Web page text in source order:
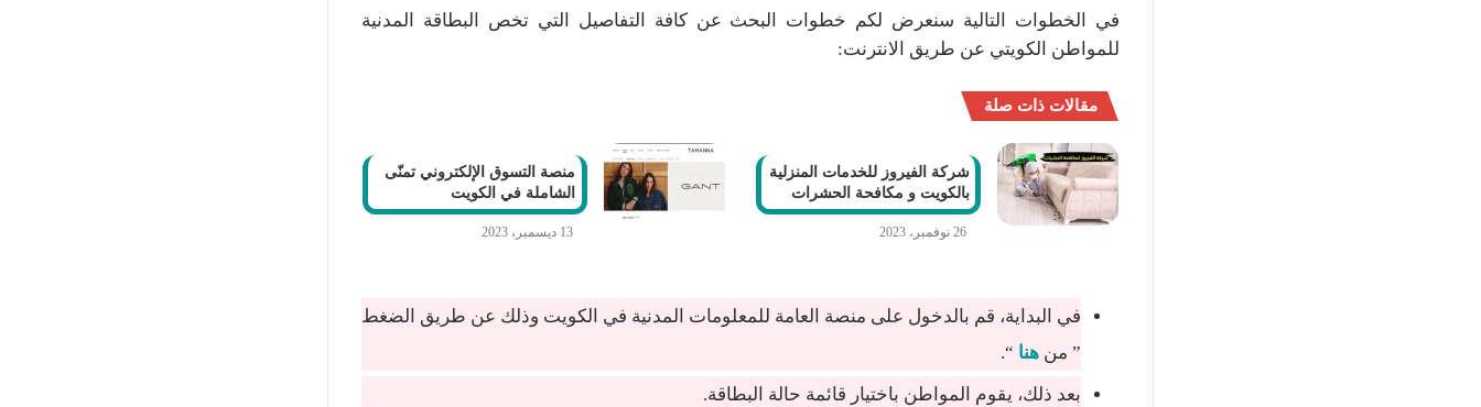
في الخطوات التالية سنعرض لكم خطوات البحث عن كافة التفاصيل التي تخص البطاقة المدنية
للمواطن الكويتي عن طريق الانترنت:
مقالات ذات صلة
شركة الفيروز للخدمات المنزلية
بالكويت و مكافحة الحشرات
26 نوفمبر، 2023
منصة التسوق الإلكتروني تمنّى
الشاملة في الكويت
13 ديسمبر، 2023
في البداية، قم بالدخول على منصة العامة للمعلومات المدنية في الكويت وذلك عن طريق الضغط
” من هنا “.
بعد ذلك، يقوم المواطن باختيار قائمة حالة البطاقة.